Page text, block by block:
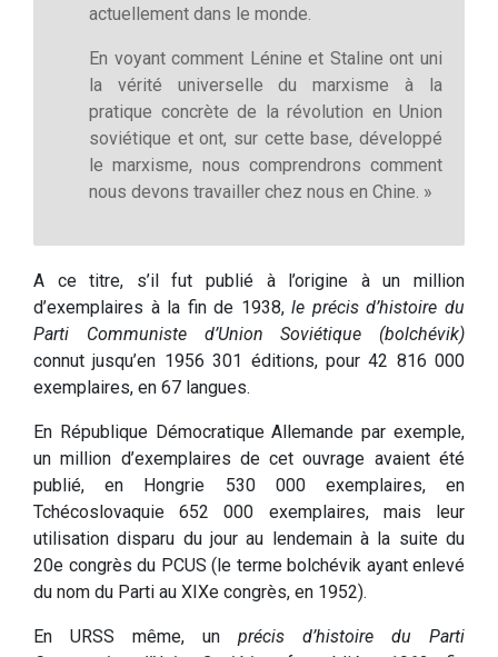
actuellement dans le monde.
En voyant comment Lénine et Staline ont uni
la vérité universelle du marxisme à la
pratique concrète de la révolution en Union
soviétique et ont, sur cette base, développé
le marxisme, nous comprendrons comment
nous devons travailler chez nous en Chine. »
A ce titre, s’il fut publié à l’origine à un million
d’exemplaires à la fin de 1938,le précis d’histoire du
Parti Communiste d’Union Soviétique (bolchévik)
connut jusqu’en 1956 301 éditions, pour 42 816 000
exemplaires, en 67 langues.
En République Démocratique Allemande par exemple,
un million d’exemplaires de cet ouvrage avaient été
publié, en Hongrie 530 000 exemplaires, en
Tchécoslovaquie 652 000 exemplaires, mais leur
utilisation disparu du jour au lendemain à la suite du
20e congrès du PCUS (le terme bolchévik ayant enlevé
du nom du Parti au XIXe congrès, en 1952).
En URSS même, un précis d’histoire du Parti